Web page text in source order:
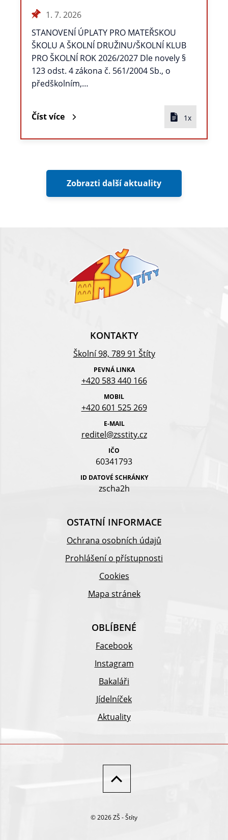
1. 7. 2026
STANOVENÍ ÚPLATY PRO MATEŘSKOU
ŠKOLU A ŠKOLNÍ DRUŽINU/ŠKOLNÍ KLUB
PRO ŠKOLNÍ ROK 2026/2027 Dle novely §
123 odst. 4 zákona č. 561/2004 Sb., o
předškolním,…
Číst více 1x
Zobrazti další aktuality
KONTAKTY
Školní 98, 789 91 Štíty
PEVNÁ LINKA
+420 583 440 166
MOBIL
+420 601 525 269
E-MAIL
reditel@zsstity.cz
IČO
60341793
ID DATOVÉ SCHRÁNKY
zscha2h
OSTATNÍ INFORMACE
Ochrana osobních údajů
Prohlášení o přístupnosti
Cookies
Mapa stránek
OBLÍBENÉ
Facebook
Instagram
Bakaláři
Jídelníček
Aktuality
© 2026 ZŠ - Štíty